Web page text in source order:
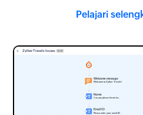
Pelajari